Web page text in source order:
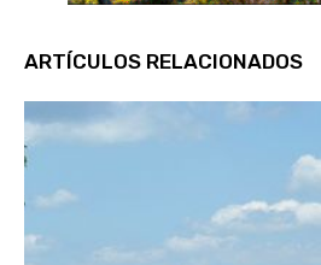
ARTÍCULOS RELACIONADOS